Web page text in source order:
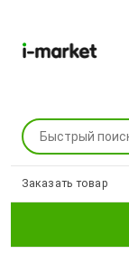
Заказать товар